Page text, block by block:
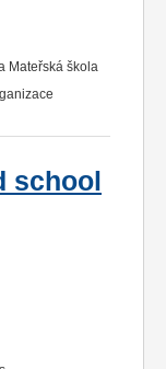
Mateřská škola
school